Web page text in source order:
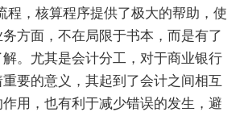
程，核算程序提供了极大的帮助，使
方面，不在局限于书本，而是有了
。尤其是会计分工，对于商业银行
要的意义，其起到了会计之间相互
用，也有利于减少错误的发生，避